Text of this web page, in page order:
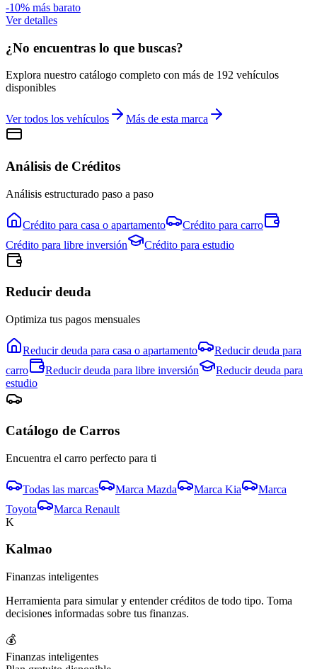
-10% más barato
Ver detalles
¿No encuentras lo que buscas?
Explora nuestro catálogo completo con más de 192 vehículos
disponibles
Ver todos los vehículos Más de esta marca
Análisis de Créditos
Análisis estructurado paso a paso
Crédito para casa o apartamento Crédito para carro
Crédito para libre inversión Crédito para estudio
Reducir deuda
Optimiza tus pagos mensuales
Reducir deuda para casa o apartamento
Reducir deuda para
carro
Reducir deuda para libre inversión
Reducir deuda para
estudio
Catálogo de Carros
Encuentra el carro perfecto para ti
Todas las marcas Marca Mazda Marca Kia
Marca
Toyota
Marca Renault
K
Kalmao
Finanzas inteligentes
Herramienta para simular y entender créditos de todo tipo. Toma
decisiones informadas sobre tus finanzas.
💰
Finanzas inteligentes